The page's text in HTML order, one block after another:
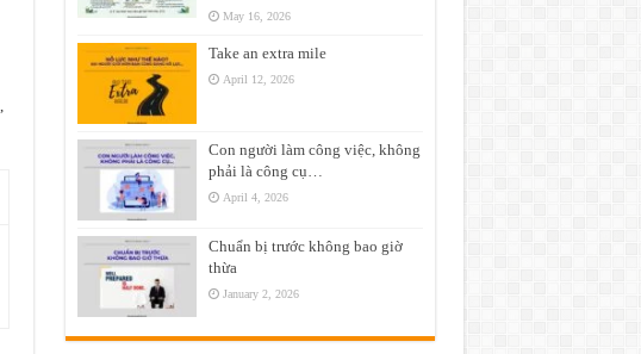
May 16, 2026
Take an extra mile
April 12, 2026
Con người làm công việc, không
phải là công cụ…
April 4, 2026
Chuẩn bị trước không bao giờ
thừa
January 2, 2026